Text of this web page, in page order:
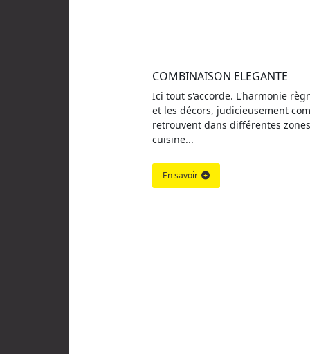
COMBINAISON ELEGANTE
Ici tout s'accorde. L'harmonie
et les décors, judicieusement
retrouvent dans différentes
cuisine...
En savoir